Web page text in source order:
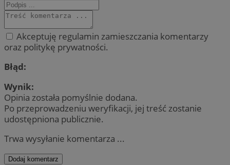
Akceptuję regulamin zamieszczania komentarzy
oraz politykę prywatności.
Błąd:
Wynik:
Opinia została pomyślnie dodana.
Po przeprowadzeniu weryfikacji, jej treść zostanie
udostępniona publicznie.
Trwa wysyłanie komentarza ...
Dodaj komentarz